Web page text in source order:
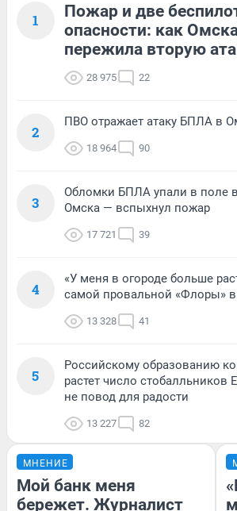
1
Пожар и две
опасности: как
пережила вторую
28 975 22
2
ПВО отражает атаку БПЛА в
18 964 90
3
Обломки БПЛА упали в поле в
Омска — вспыхнул пожар
17 721 39
4
«У меня в огороде больше
самой провальной «Флоры»
13 328 41
5
Российскому образованию
растет число стобалльников
не повод для радости
13 227 82
МНЕНИЕ
Мой банк меня
бережет. Журналист